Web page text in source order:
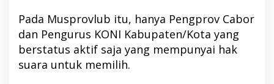
Pada Musprovlub itu, hanya Pengprov Cabor
dan Pengurus KONI Kabupaten/Kota yang
berstatus aktif saja yang mempunyai hak
suara untuk memilih.